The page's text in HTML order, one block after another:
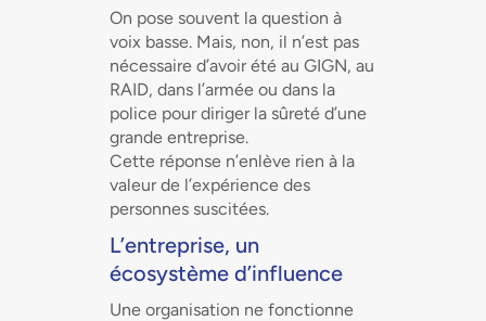
On pose souvent la question à
voix basse. Mais, non, il n’est pas
nécessaire d’avoir été au GIGN, au
RAID, dans l’armée ou dans la
police pour diriger la sûreté d’une
grande entreprise.
Cette réponse n’enlève rien à la
valeur de l’expérience des
personnes suscitées.
L’entreprise, un
écosystème d’influence
Une organisation ne fonctionne